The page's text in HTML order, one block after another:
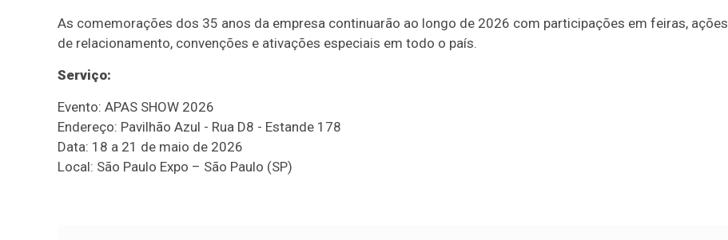
As comemorações dos 35 anos da empresa continuarão ao longo de 2026 com participações em feiras, ações
de relacionamento, convenções e ativações especiais em todo o país.
Serviço:
Evento: APAS SHOW 2026
Endereço: Pavilhão Azul - Rua D8 - Estande 178
Data: 18 a 21 de maio de 2026
Local: São Paulo Expo – São Paulo (SP)